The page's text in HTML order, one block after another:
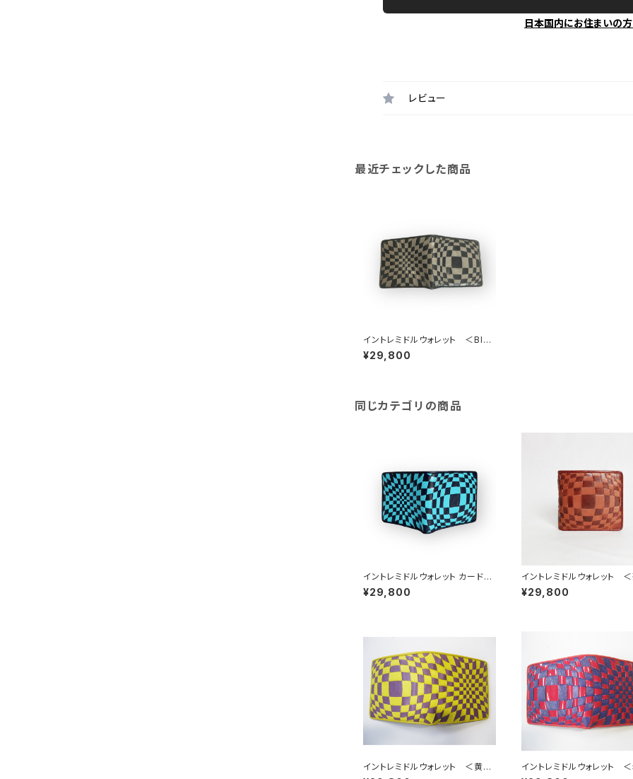
日本国内にお住まいの
レビュー
最近チェックした商品
イントレミドルウォレット ＜Blac
k×Gray＞ 二つ折り財布 ☆送料
無料&ギフトラッピング無料☆
¥29,800
同じカテゴリの商品
イントレミドルウォレット カードタ
イプ＜D.Navy×L.Blue＞ 二つ折
り財布 イントレチャート
¥29,800
イントレミドルウォレット
キャメル＞
¥29,800
イントレミドルウォレット ＜黄×
イントレミドルウォレット